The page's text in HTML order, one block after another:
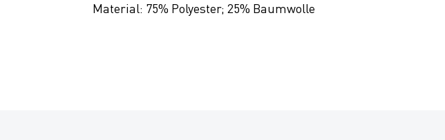
Material: 75% Polyester; 25% Baumwolle